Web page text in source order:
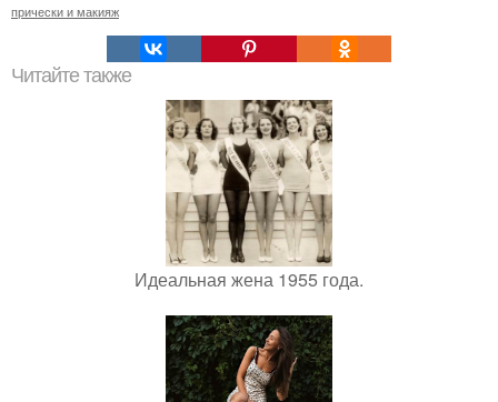
прически и макияж
Читайте также
Идеальная жена 1955 года.